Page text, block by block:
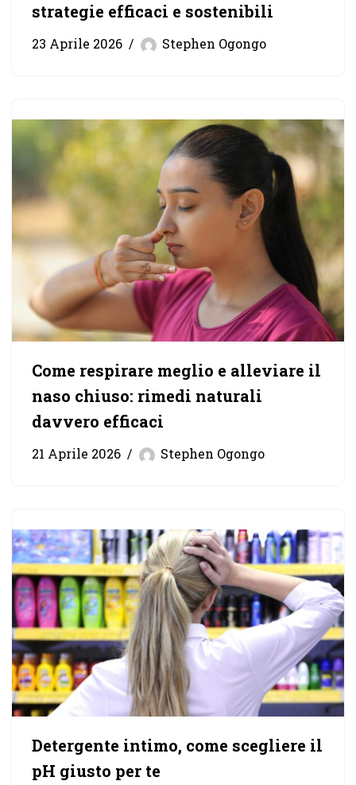
strategie efficaci e sostenibili
23 Aprile 2026 Stephen Ogongo
Come respirare meglio e alleviare il
naso chiuso: rimedi naturali
davvero efficaci
21 Aprile 2026 Stephen Ogongo
Detergente intimo, come scegliere il
pH giusto per te